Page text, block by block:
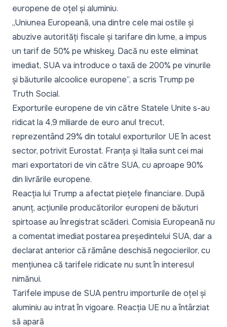
europene de oțel și aluminiu.
„Uniunea Europeană, una dintre cele mai ostile și
abuzive autorități fiscale și tarifare din lume, a impus
un tarif de 50% pe whiskey. Dacă nu este eliminat
imediat, SUA va introduce o taxă de 200% pe vinurile
și băuturile alcoolice europene”, a scris Trump pe
Truth Social.
Exporturile europene de vin către Statele Unite s-au
ridicat la 4,9 miliarde de euro anul trecut,
reprezentând 29% din totalul exporturilor UE în acest
sector, potrivit Eurostat. Franța și Italia sunt cei mai
mari exportatori de vin către SUA, cu aproape 90%
din livrările europene.
Reacția lui Trump a afectat piețele financiare. După
anunț, acțiunile producătorilor europeni de băuturi
spirtoase au înregistrat scăderi. Comisia Europeană nu
a comentat imediat postarea președintelui SUA, dar a
declarat anterior că rămâne deschisă negocierilor, cu
mențiunea că tarifele ridicate nu sunt în interesul
nimănui.
Tarifele impuse de SUA pentru importurile de oțel și
aluminiu au intrat în vigoare. Reacția UE nu a întârziat
să apară